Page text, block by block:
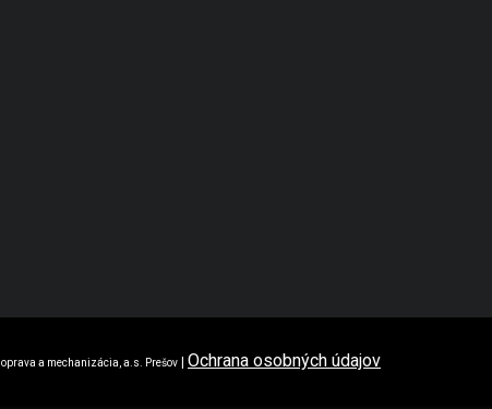
a mechanizácia, a.s. Prešov Ochrana osobných údajov